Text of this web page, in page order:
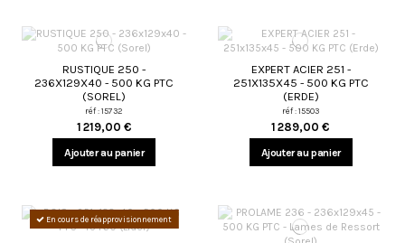
RUSTIQUE 250 -
236X129X40 - 500 KG PTC
(SOREL)
réf : 15732
1 219,00 €
Ajouter au panier
EXPERT ACIER 251 -
251X135X45 - 500 KG PTC
(ERDE)
réf : 15503
1 289,00 €
Ajouter au panier
En cours de réapprovisionnement